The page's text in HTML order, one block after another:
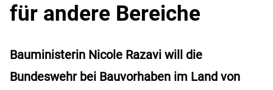
für andere Bereiche
Bauministerin Nicole Razavi will die
Bundeswehr bei Bauvorhaben im Land von